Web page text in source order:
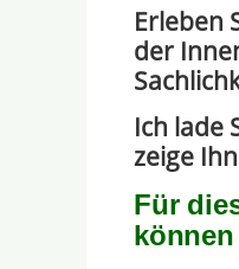
Erleben
der
Ich lade
zeige
Für